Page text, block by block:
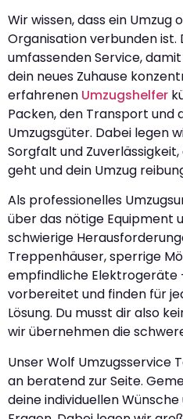
Wir wissen, dass ein
Organisation verbunden
umfassenden Service,
dein neues Zuhause
erfahrenen Umzugshelfer
Packen, den Transport und
Umzugsgüter. Dabei legen
Sorgfalt und
geht und dein Umzug
Als professionelles
über das nötige Equipment
schwierige
Treppenhäuser, sperrige
empfindliche Elektrogeräte
vorbereitet und finden für
Lösung. Du musst dir also
wir übernehmen die
Unser Wolf Umzugsservice
an beratend zur Seite.
deine individuellen